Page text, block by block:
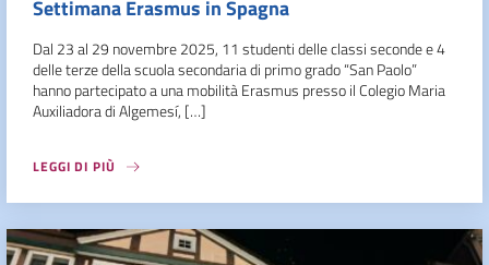
Settimana Erasmus in Spagna
Dal 23 al 29 novembre 2025, 11 studenti delle classi seconde e 4
delle terze della scuola secondaria di primo grado “San Paolo”
hanno partecipato a una mobilità Erasmus presso il Colegio Maria
Auxiliadora di Algemesí, […]
LEGGI DI PIÙ